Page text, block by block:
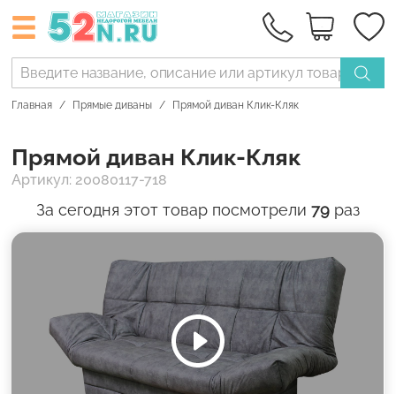
Главная Прямые диваны Прямой диван Клик-Кляк
Прямой диван Клик-Кляк
Артикул: 20080117-718
За сегодня этот товар посмотрели 79раз